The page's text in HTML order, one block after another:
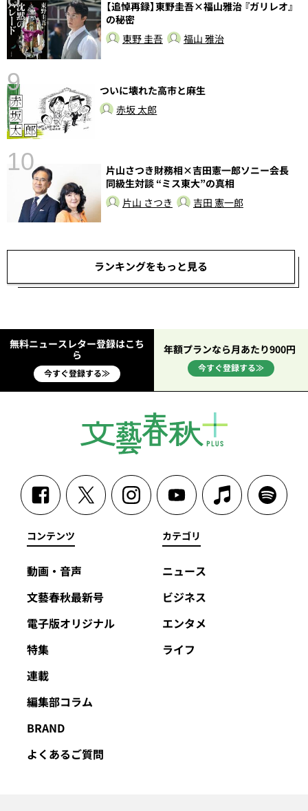
【追悼再録】東野圭吾×福山雅治 『ガリレオ』
の秘密
東野 圭吾
福山 雅治
9
ついに壊れた高市と麻生
赤坂 太郎
10
片山さつき財務相×吉田憲一郎ソニー会長
同級生対談 “ミス東大”の真相
片山 さつき
吉田 憲一郎
ランキングをもっと見る
無料ニュースレター登録はこち
ら
今すぐ登録する≫
年額プランなら月あたり900円
今すぐ登録する≫
コンテンツ
動画・音声
文藝春秋最新号
電子版オリジナル
特集
連載
編集部コラム
BRAND
よくあるご質問
カテゴリ
ニュース
ビジネス
エンタメ
ライフ